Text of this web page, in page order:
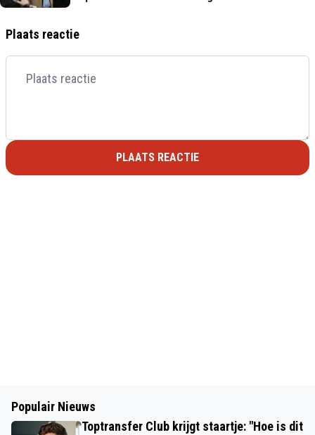
Plaats reactie
PLAATS REACTIE
Populair Nieuws
Toptransfer Club krijgt staartje: "Hoe is dit